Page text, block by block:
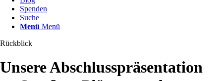
Spenden
Suche
Menü Menü
Rückblick
Unsere Abschlusspräsentation